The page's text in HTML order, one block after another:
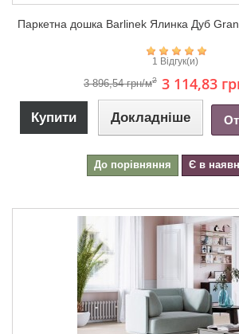
Паркетна дошка Barlinek Ялинка Дуб
1 Відгук(и)
3 896,54 грн/м2 3 114,83
Купити Докладніше
До порівняння Є в